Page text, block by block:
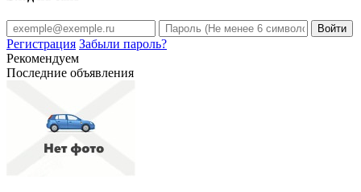
Регистрация Забыли пароль?
Рекомендуем
Последние объявления